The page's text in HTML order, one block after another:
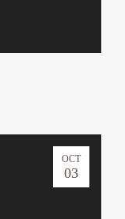
OCT
03